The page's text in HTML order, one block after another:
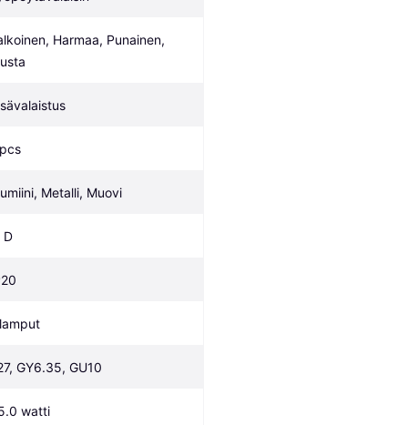
Harmaa, Punainen,
Metalli, Muovi
D
GY6.35, GU10
watti